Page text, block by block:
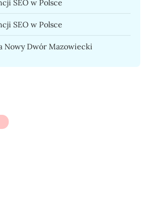
SEO w Polsce
SEO w Polsce
Nowy Dwór Mazowiecki